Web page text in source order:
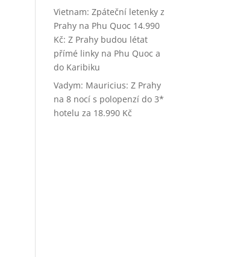
Vietnam: Zpáteční letenky z
Prahy na Phu Quoc 14.990
Kč:Z Prahy budou létat
přímé linky na Phu Quoc a
do Karibiku
Vadym: Mauricius: Z Prahy
na 8 nocí s polopenzí do 3*
hotelu za 18.990 Kč